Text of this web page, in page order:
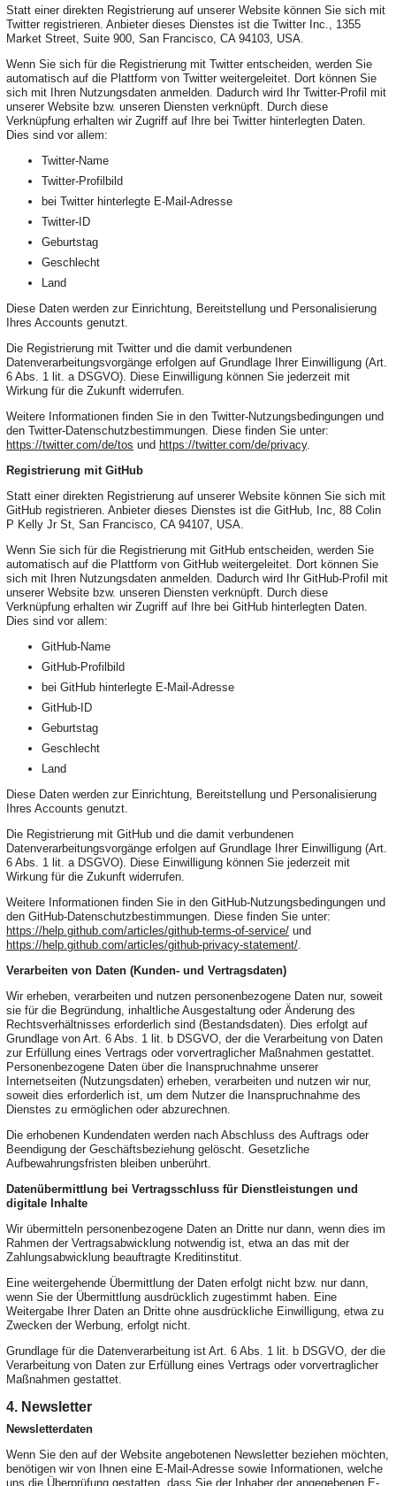
Statt einer direkten Registrierung auf unserer Website können Sie sich mit
Twitter registrieren. Anbieter dieses Dienstes ist die Twitter Inc., 1355
Market Street, Suite 900, San Francisco, CA 94103, USA.
Wenn Sie sich für die Registrierung mit Twitter entscheiden, werden Sie
automatisch auf die Plattform von Twitter weitergeleitet. Dort können Sie
sich mit Ihren Nutzungsdaten anmelden. Dadurch wird Ihr Twitter-Profil mit
unserer Website bzw. unseren Diensten verknüpft. Durch diese
Verknüpfung erhalten wir Zugriff auf Ihre bei Twitter hinterlegten Daten.
Dies sind vor allem:
Twitter-Name
Twitter-Profilbild
bei Twitter hinterlegte E-Mail-Adresse
Twitter-ID
Geburtstag
Geschlecht
Land
Diese Daten werden zur Einrichtung, Bereitstellung und Personalisierung
Ihres Accounts genutzt.
Die Registrierung mit Twitter und die damit verbundenen
Datenverarbeitungsvorgänge erfolgen auf Grundlage Ihrer Einwilligung (Art.
6 Abs. 1 lit. a DSGVO). Diese Einwilligung können Sie jederzeit mit
Wirkung für die Zukunft widerrufen.
Weitere Informationen finden Sie in den Twitter-Nutzungsbedingungen und
den Twitter-Datenschutzbestimmungen. Diese finden Sie unter:
https://twitter.com/de/tos und https://twitter.com/de/privacy.
Registrierung mit GitHub
Statt einer direkten Registrierung auf unserer Website können Sie sich mit
GitHub registrieren. Anbieter dieses Dienstes ist die GitHub, Inc, 88 Colin
P Kelly Jr St, San Francisco, CA 94107, USA.
Wenn Sie sich für die Registrierung mit GitHub entscheiden, werden Sie
automatisch auf die Plattform von GitHub weitergeleitet. Dort können Sie
sich mit Ihren Nutzungsdaten anmelden. Dadurch wird Ihr GitHub-Profil mit
unserer Website bzw. unseren Diensten verknüpft. Durch diese
Verknüpfung erhalten wir Zugriff auf Ihre bei GitHub hinterlegten Daten.
Dies sind vor allem:
GitHub-Name
GitHub-Profilbild
bei GitHub hinterlegte E-Mail-Adresse
GitHub-ID
Geburtstag
Geschlecht
Land
Diese Daten werden zur Einrichtung, Bereitstellung und Personalisierung
Ihres Accounts genutzt.
Die Registrierung mit GitHub und die damit verbundenen
Datenverarbeitungsvorgänge erfolgen auf Grundlage Ihrer Einwilligung (Art.
6 Abs. 1 lit. a DSGVO). Diese Einwilligung können Sie jederzeit mit
Wirkung für die Zukunft widerrufen.
Weitere Informationen finden Sie in den GitHub-Nutzungsbedingungen und
den GitHub-Datenschutzbestimmungen. Diese finden Sie unter:
https://help.github.com/articles/github-terms-of-service/ und
https://help.github.com/articles/github-privacy-statement/.
Verarbeiten von Daten (Kunden- und Vertragsdaten)
Wir erheben, verarbeiten und nutzen personenbezogene Daten nur, soweit
sie für die Begründung, inhaltliche Ausgestaltung oder Änderung des
Rechtsverhältnisses erforderlich sind (Bestandsdaten). Dies erfolgt auf
Grundlage von Art. 6 Abs. 1 lit. b DSGVO, der die Verarbeitung von Daten
zur Erfüllung eines Vertrags oder vorvertraglicher Maßnahmen gestattet.
Personenbezogene Daten über die Inanspruchnahme unserer
Internetseiten (Nutzungsdaten) erheben, verarbeiten und nutzen wir nur,
soweit dies erforderlich ist, um dem Nutzer die Inanspruchnahme des
Dienstes zu ermöglichen oder abzurechnen.
Die erhobenen Kundendaten werden nach Abschluss des Auftrags oder
Beendigung der Geschäftsbeziehung gelöscht. Gesetzliche
Aufbewahrungsfristen bleiben unberührt.
Datenübermittlung bei Vertragsschluss für Dienstleistungen und
digitale Inhalte
Wir übermitteln personenbezogene Daten an Dritte nur dann, wenn dies im
Rahmen der Vertragsabwicklung notwendig ist, etwa an das mit der
Zahlungsabwicklung beauftragte Kreditinstitut.
Eine weitergehende Übermittlung der Daten erfolgt nicht bzw. nur dann,
wenn Sie der Übermittlung ausdrücklich zugestimmt haben. Eine
Weitergabe Ihrer Daten an Dritte ohne ausdrückliche Einwilligung, etwa zu
Zwecken der Werbung, erfolgt nicht.
Grundlage für die Datenverarbeitung ist Art. 6 Abs. 1 lit. b DSGVO, der die
Verarbeitung von Daten zur Erfüllung eines Vertrags oder vorvertraglicher
Maßnahmen gestattet.
4. Newsletter
Newsletterdaten
Wenn Sie den auf der Website angebotenen Newsletter beziehen möchten,
benötigen wir von Ihnen eine E-Mail-Adresse sowie Informationen, welche
uns die Überprüfung gestatten, dass Sie der Inhaber der angegebenen E-